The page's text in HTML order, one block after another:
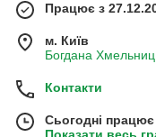
Працює з
м. Київ
Богдана
Контакти
Сьогодні